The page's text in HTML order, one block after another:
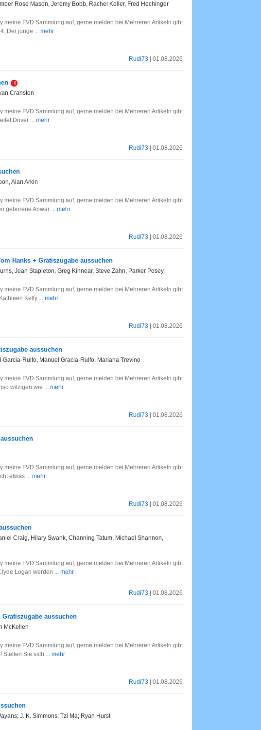
Rose Mason, Jeremy Bobb, Rachel Keller, Fred Hechinger
meine FVD Sammlung auf, gerne melden bei Mehreren Artikeln gibt
Der junge ... mehr
Rudi73 | 01.08.2026
Cranston
meine FVD Sammlung auf, gerne melden bei Mehreren Artikeln gibt
Driver ... mehr
Rudi73 | 01.08.2026
Alan Arkin
meine FVD Sammlung auf, gerne melden bei Mehreren Artikeln gibt
geborene Anwar ... mehr
Rudi73 | 01.08.2026
Hanks + Gratiszugabe aussuchen
Jean Stapleton, Greg Kinnear, Steve Zahn, Parker Posey
meine FVD Sammlung auf, gerne melden bei Mehreren Artikeln gibt
Kelly ... mehr
Rudi73 | 01.08.2026
aussuchen
Garcia-Rulfo, Manuel Gracia-Rulfo, Mariana Trevino
meine FVD Sammlung auf, gerne melden bei Mehreren Artikeln gibt
witzigen wie ... mehr
Rudi73 | 01.08.2026
meine FVD Sammlung auf, gerne melden bei Mehreren Artikeln gibt
etwas ... mehr
Rudi73 | 01.08.2026
Craig, Hilary Swank, Channing Tatum, Michael Shannon,
meine FVD Sammlung auf, gerne melden bei Mehreren Artikeln gibt
Logan werden ... mehr
Rudi73 | 01.08.2026
aussuchen
McKellen
meine FVD Sammlung auf, gerne melden bei Mehreren Artikeln gibt
Stellen Sie sich ... mehr
Rudi73 | 01.08.2026
J. K. Simmons; Tzi Ma; Ryan Hurst